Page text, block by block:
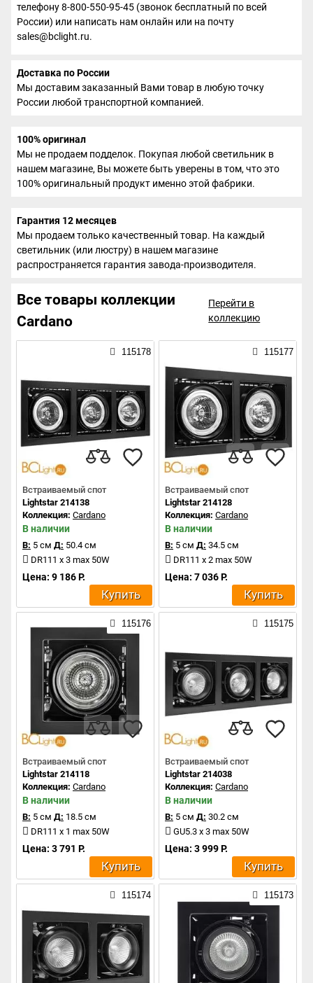
телефону 8-800-550-95-45 (звонок бесплатный по всей
России) или написать нам онлайн или на почту
sales@bclight.ru.
Доставка по России
Мы доставим заказанный Вами товар в любую точку
России любой транспортной компанией.
100% оригинал
Мы не продаем подделок. Покупая любой светильник в
нашем магазине, Вы можете быть уверены в том, что это
100% оригинальный продукт именно этой фабрики.
Гарантия 12 месяцев
Мы продаем только качественный товар. На каждый
светильник (или люстру) в нашем магазине
распространяется гарантия завода-производителя.
Все товары коллекции
Cardano
Перейти в
коллекцию
115178
Встраиваемый спот
Lightstar 214138
Коллекция: Cardano
В наличии
В: 5 см Д: 50.4 см
DR111 x 3 max 50W
Цена: 9 186 Р.
Купить
115177
Встраиваемый спот
Lightstar 214128
Коллекция: Cardano
В наличии
В: 5 см Д: 34.5 см
DR111 x 2 max 50W
Цена: 7 036 Р.
Купить
115176
Встраиваемый спот
Lightstar 214118
Коллекция: Cardano
В наличии
В: 5 см Д: 18.5 см
DR111 x 1 max 50W
Цена: 3 791 Р.
Купить
115175
Встраиваемый спот
Lightstar 214038
Коллекция: Cardano
В наличии
В: 5 см Д: 30.2 см
GU5.3 x 3 max 50W
Цена: 3 999 Р.
Купить
115174 115173